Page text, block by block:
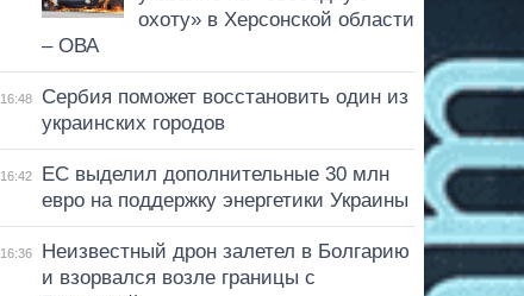
охоту» в Херсонской области
– ОВА
16:48
Сербия поможет восстановить один из
украинских городов
16:42
ЕС выделил дополнительные 30 млн
евро на поддержку энергетики Украины
16:36
Неизвестный дрон залетел в Болгарию
и взорвался возле границы с